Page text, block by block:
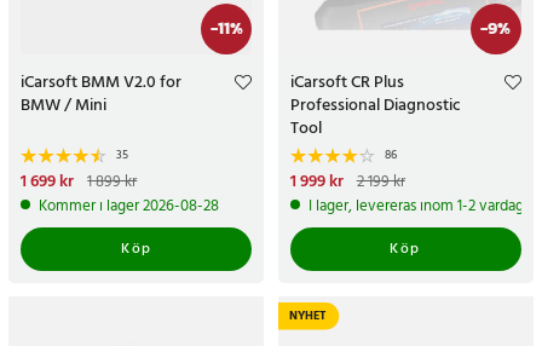
-11%
iCarsoft BMM V2.0 for
BMW / Mini
35
Nuvarande pris:
1 699 krTidigare pris:1 899 kr
1 699 kr 1 899 kr
Kommer i lager 2026-08-28
Köp
-9%
iCarsoft CR Plus
Professional Diagnostic
Tool
86
Nuvarande pris:
1 999 krTidigare pris:2 199 kr
1 999 kr 2 199 kr
I lager, levereras inom 1-2 vardagar
Köp
NYHET